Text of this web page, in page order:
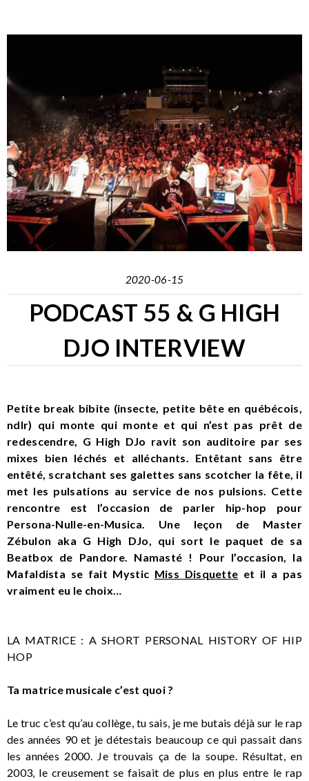
2020-06-15
PODCAST 55 & G HIGH
DJO INTERVIEW
Petite break bibite (insecte, petite bête en québécois,
ndlr) qui monte qui monte et qui n’est pas prêt de
redescendre, G High DJo ravit son auditoire par ses
mixes bien léchés et alléchants. Entêtant sans être
entêté, scratchant ses galettes sans scotcher la fête, il
met les pulsations au service de nos pulsions. Cette
rencontre est l’occasion de parler hip-hop pour
Persona-Nulle-en-Musica. Une leçon de Master
Zébulon aka G High DJo, qui sort le paquet de sa
Beatbox de Pandore. Namasté ! Pour l’occasion, la
Mafaldista se fait Mystic Miss Disquette et il a pas
vraiment eu le choix…
LA MATRICE : A SHORT PERSONAL HISTORY OF HIP
HOP
Ta matrice musicale c’est quoi ?
Le truc c’est qu’au collège, tu sais, je me butais déjà sur le rap
des années 90 et je détestais beaucoup ce qui passait dans
les années 2000. Je trouvais ça de la soupe. Résultat, en
2003, le creusement se faisait de plus en plus entre le rap